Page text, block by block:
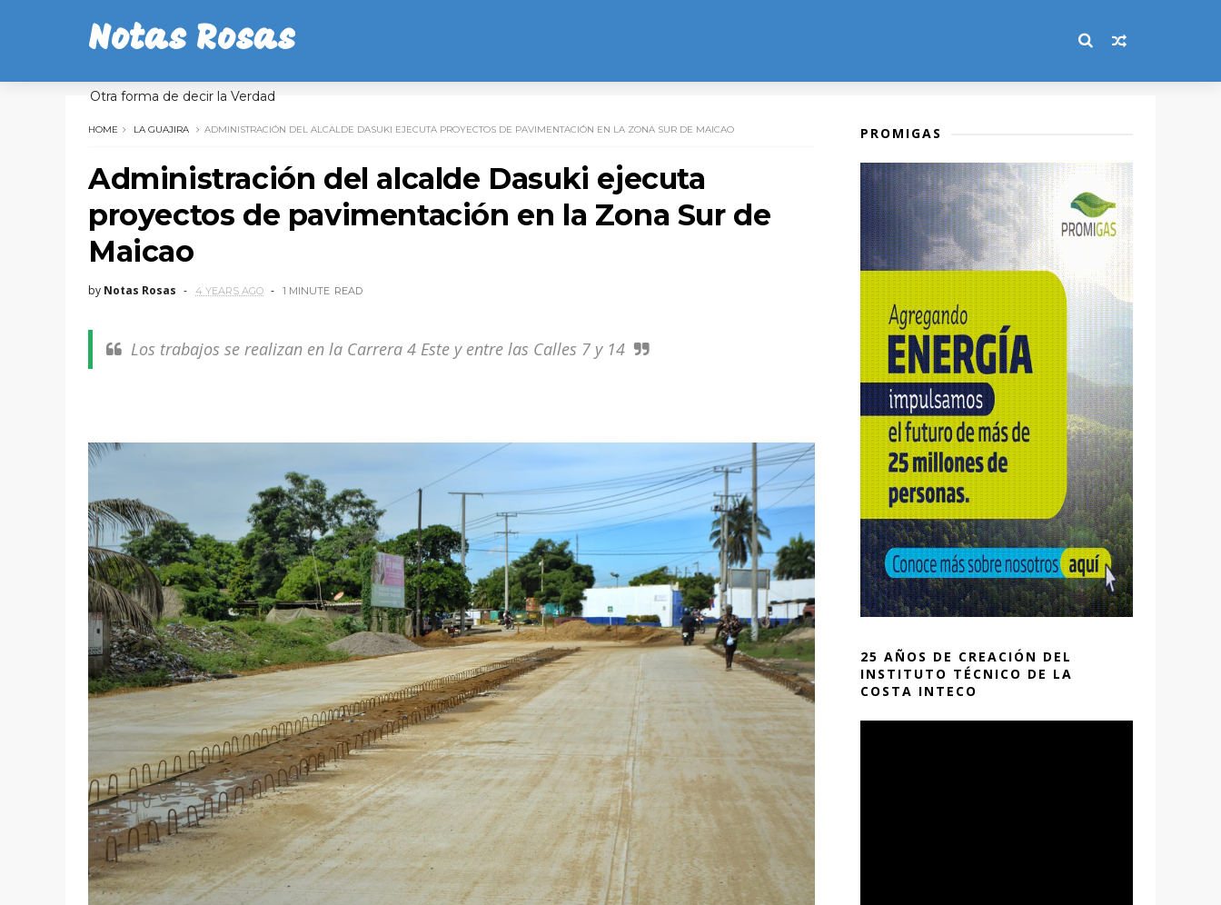
Notas Rosas
Otra forma de decir la Verdad
HOME LA GUAJIRA ADMINISTRACIÓN DEL ALCALDE DASUKI EJECUTA PROYECTOS DE PAVIMENTACIÓN EN LA ZONA SUR DE MAICAO
Administración del alcalde Dasuki ejecuta
proyectos de pavimentación en la Zona Sur de
Maicao
by Notas Rosas 4 YEARS AGO 1 MINUTE READ
Los trabajos se realizan en la Carrera 4 Este y entre las Calles 7 y 14
PROMIGAS
25 AÑOS DE CREACIÓN DEL
INSTITUTO TÉCNICO DE LA
COSTA INTECO